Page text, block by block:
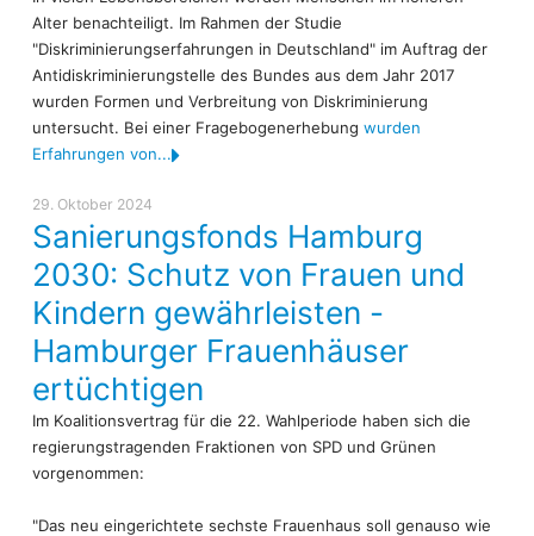
Hamburgs Partnerstädte
Human Trafficking
Ostseeraum
Arbeitsmarkt und Wohlfahrt
Intern
Alter benachteiligt. Im Rahmen der Studie
"Diskriminierungserfahrungen in Deutschland" im Auftrag der
Antidiskriminierungstelle des Bundes aus dem Jahr 2017
wurden Formen und Verbreitung von Diskriminierung
untersucht. Bei einer Fragebogenerhebungwurden
Erfahrungen von...
29. Oktober 2024
Sanierungsfonds Hamburg
2030: Schutz von Frauen und
Kindern gewährleisten -
Hamburger Frauenhäuser
ertüchtigen
Im Koalitionsvertrag für die 22. Wahlperiode haben sich die
regierungstragenden Fraktionen von SPD und Grünen
vorgenommen:
"Das neu eingerichtete sechste Frauenhaus soll genauso wie